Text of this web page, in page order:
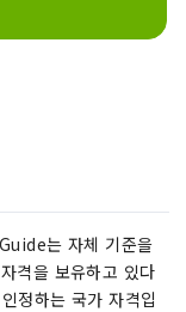
는 자체 기준을
격을 보유하고 있다
정하는 국가 자격입